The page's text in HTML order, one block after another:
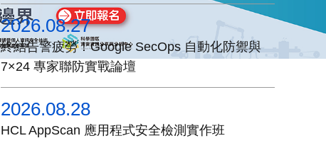
2026.08.27
終結告警疲勞！Google SecOps 自動化防禦與
7×24 專家聯防實戰論壇
2026.08.28
HCL AppScan 應用程式安全檢測實作班